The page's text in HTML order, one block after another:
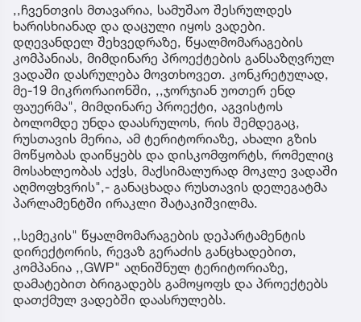
,,ჩვენთვის მთავარია, სამუშაო შესრულდეს
ხარისხიანად და დაცული იყოს ვადები.
დღევანდელ შეხვედრაზე, წყალმომარაგების
კომპანიას, მიმდინარე პროექტების განსაზღვრულ
ვადაში დასრულება მოვთხოვეთ. კონკრეტულად,
მე-19 მიკრორაიონში, ,,ჯორჯიან უოთერ ენდ
ფაუერმა", მიმდინარე პროექტი, აგვისტოს
ბოლომდე უნდა დაასრულოს, რის შემდეგაც,
რუსთავის მერია, ამ ტერიტორიაზე, ახალი გზის
მოწყობას დაიწყებს და დისკომფორტს, რომელიც
მოსახლეობას აქვს, მაქსიმალურად მოკლე ვადაში
აღმოფხვრის",- განაცხადა რუსთავის დელეგატმა
პარლამენტში ირაკლი შატაკიშვილმა.
,,სემეკის" წყალმომარაგების დეპარტამენტის
დირექტორის, რევაზ გერაძის განცხადებით,
კომპანია ,,GWP" აღნიშნულ ტერიტორიაზე,
დამატებით ბრიგადებს გამოყოფს და პროექტებს
დათქმულ ვადებში დაასრულებს.